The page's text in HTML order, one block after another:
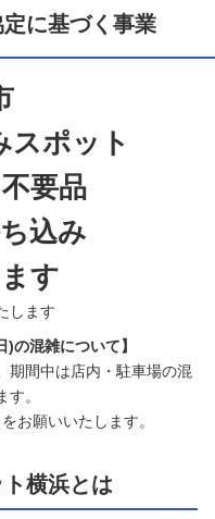
に基づく事業
スポット
要品
込み
す
します
)の混雑について】
期間中は店内・駐車場の混
。
お願いいたします。
横浜とは